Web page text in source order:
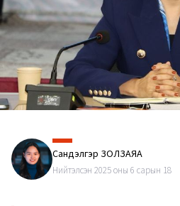
Сандэлгэр ЗОЛЗАЯА
Нийтэлсэн 2025 оны 6 сарын 18